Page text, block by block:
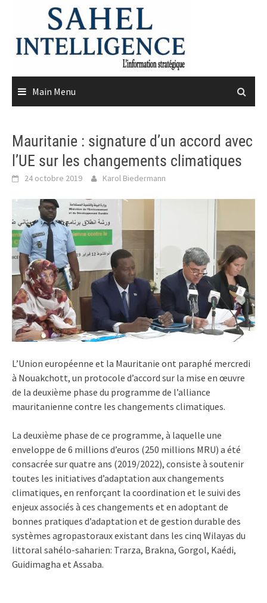
content
Main Menu
Mauritanie : signature d’un accord avec
l’UE sur les changements climatiques
24 octobre 2019 Karol Biedermann
L’Union européenne et la Mauritanie ont paraphé mercredi
à Nouakchott, un protocole d’accord sur la mise en œuvre
de la deuxième phase du programme de l’alliance
mauritanienne contre les changements climatiques.
La deuxième phase de ce programme, à laquelle une
enveloppe de 6 millions d’euros (250 millions MRU) a été
consacrée sur quatre ans (2019/2022), consiste à soutenir
toutes les initiatives d’adaptation aux changements
climatiques, en renforçant la coordination et le suivi des
enjeux associés à ces changements et en adoptant de
bonnes pratiques d’adaptation et de gestion durable des
systèmes agropastoraux existant dans les cinq Wilayas du
littoral sahélo-saharien: Trarza, Brakna, Gorgol, Kaédi,
Guidimagha et Assaba.